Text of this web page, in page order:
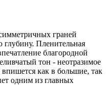
граней
Пленительная
благородной
тон - неотразимое
как в большие, так
одним из главных